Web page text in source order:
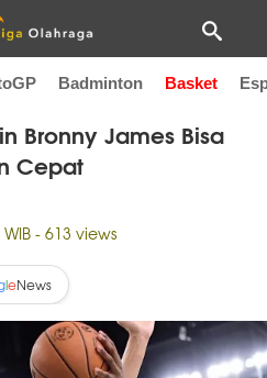
Badminton Basket
Bronny James Bisa
Cepat
- 613 views
leNews